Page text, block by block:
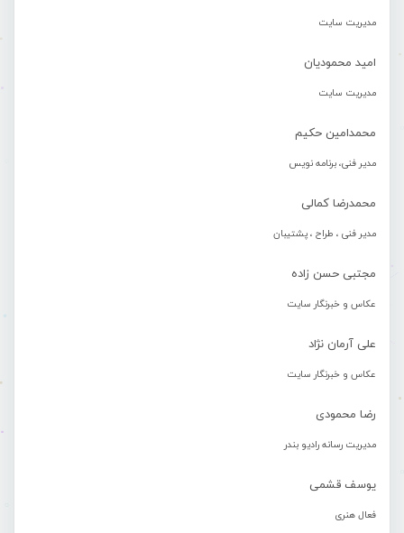
مدیریت سایت
امید محمودیان
مدیریت سایت
محمدامین حکیم
مدیر فنی، برنامه نویس
محمدرضا کمالی
مدیر فنی ، طراح ، پشتیبان
مجتبی حسن زاده
عکاس و خبرنگار سایت
علی آرمان نژاد
عکاس و خبرنگار سایت
رضا محمودی
مدیریت رسانه رادیو بندر
یوسف قشمی
فعال هنری